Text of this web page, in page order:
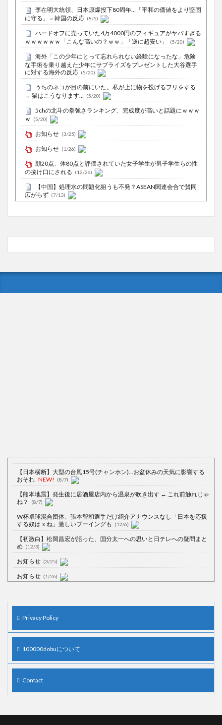
李在明大統領、日本原爆投下80周年…「平和の価値をより堅固
に守る」＝韓国の反応 (8/5)
ハードオフに売っていた4万4000円のフィギュアがヤバすぎる
ｗｗｗｗｗｗ「こんな高いの？ｗｗ」「逆に超安い」
(5/20)
海外「この少年にとって忘れられない経験になったな」危険
な手術を乗り越えた少年にサプライズをプレゼントした大谷選手
に対する海外の反応 (5/20)
うちのネコが目の前にいた。私が上に物を投げるフリをする
→ 猫はこうなります…
(5/20)
5chの北斗の拳強さランキング、完成度が高いと話題にｗｗｗ
ｗ
(5/20)
お知らせ (3/25)
お知らせ (1/26)
顔20点、体80点と評価されていた女子学生が男子学生らの性
の捌け口にされる (12/26)
【中国】処理水の問題化狙うも不発？ASEAN関連会合で賛同
広がらず (7/13)
【日本横断】大型の台風15号(チャンホン)…お盆休みの天気に影響する
おそれ NEW! (8/7)
【熊本地震】発生後に居酒屋店内から温泉が吹き出す ← これ前触れじゃ
ね？
(8/7)
W杯卓球混合団体、張本智和選手だけ紹介アナウンスなし「日本を応援
する奴はｘね」激しいブーイングも
(12/6)
【初激白】松岡昌宏が語った、国分太一への思いと日テレへの疑問まと
め (12/3)
お知らせ (3/25)
お知らせ (1/26)
(7/13)
【韓国】54.1％「IAEA報告書を信用しない」
Privacy Policy
100000dobuについて
Contact